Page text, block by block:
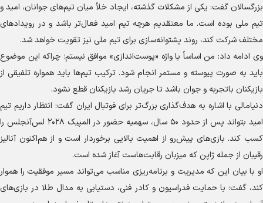
بزرگسالان گفت: یکی از مشکلات گذشته، ایجاد خلأ میان تیم‌های جوانان، امید و
تیم ملی بوده است. ما معتقدیم هرچه تیم امید فعال‌تر باشد و در رویداد‌های
مختلف شرکت کند، روند پشتوانه‌سازی برای تیم ملی نیز تقویت خواهد شد.
وی ادامه داد: من اساساً با واژه «پوست‌اندازی» موافق نیستم؛ چراکه این موضوع
باید به صورت پیوسته و مستمر انجام شود. ترکیب تیم‌ها باید همواره تلفیقی از
بازیکنان باتجربه و جوان باشد تا جریان رشد بازیکنان قطع نشود.
دنیامالی با اشاره به هدف‌گذاری بزرگ‌تر برای فوتبال ایران گفت: انتظار داریم تیم
امید بتواند پس از حدود ۵۰ سال، سهمیه حضور در المپیک ۲۰۲۸ لس‌آنجلس را
کسب کند. بازی‌های پیش‌رو از اهمیت بالایی برخوردار است و از هم‌اکنون آنالیز
رقیبان از جمله ژاپن که میزبان رقابت‌هاست آغاز شده است.
او با بیان این که مدیریت و برنامه‌ریزی مناسب می‌تواند مسیر موفقیت را هموار
کند، گفت: با حمایت فدراسیون و کادر فنی، دستیابی به مدال طلا در بازی‌های